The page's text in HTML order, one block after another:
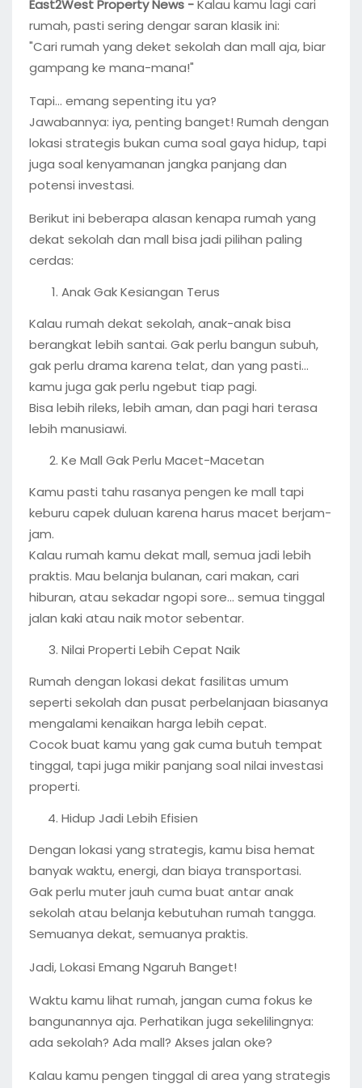
East2West Property News -Kalau kamu lagi cari
rumah, pasti sering dengar saran klasik ini:
"Cari rumah yang deket sekolah dan mall aja, biar
gampang ke mana-mana!"
Tapi… emang sepenting itu ya?
Jawabannya: iya, penting banget! Rumah dengan
lokasi strategis bukan cuma soal gaya hidup, tapi
juga soal kenyamanan jangka panjang dan
potensi investasi.
Berikut ini beberapa alasan kenapa rumah yang
dekat sekolah dan mall bisa jadi pilihan paling
cerdas:
Anak Gak Kesiangan Terus
Kalau rumah dekat sekolah, anak-anak bisa
berangkat lebih santai. Gak perlu bangun subuh,
gak perlu drama karena telat, dan yang pasti…
kamu juga gak perlu ngebut tiap pagi.
Bisa lebih rileks, lebih aman, dan pagi hari terasa
lebih manusiawi.
Ke Mall Gak Perlu Macet-Macetan
Kamu pasti tahu rasanya pengen ke mall tapi
keburu capek duluan karena harus macet berjam-
jam.
Kalau rumah kamu dekat mall, semua jadi lebih
praktis. Mau belanja bulanan, cari makan, cari
hiburan, atau sekadar ngopi sore... semua tinggal
jalan kaki atau naik motor sebentar.
Nilai Properti Lebih Cepat Naik
Rumah dengan lokasi dekat fasilitas umum
seperti sekolah dan pusat perbelanjaan biasanya
mengalami kenaikan harga lebih cepat.
Cocok buat kamu yang gak cuma butuh tempat
tinggal, tapi juga mikir panjang soal nilai investasi
properti.
Hidup Jadi Lebih Efisien
Dengan lokasi yang strategis, kamu bisa hemat
banyak waktu, energi, dan biaya transportasi.
Gak perlu muter jauh cuma buat antar anak
sekolah atau belanja kebutuhan rumah tangga.
Semuanya dekat, semuanya praktis.
Jadi, Lokasi Emang Ngaruh Banget!
Waktu kamu lihat rumah, jangan cuma fokus ke
bangunannya aja. Perhatikan juga sekelilingnya:
ada sekolah? Ada mall? Akses jalan oke?
Kalau kamu pengen tinggal di area yang strategis